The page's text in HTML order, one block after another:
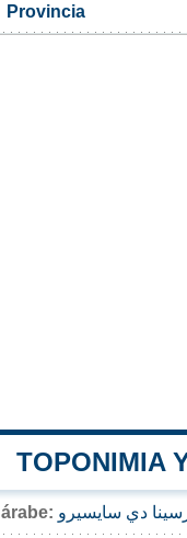
Provincia
TOPONIMIA
árabe: دي سايسيرو